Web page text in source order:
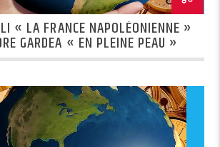
« LA FRANCE NAPOLÉONIENNE »
GARDEA « EN PLEINE PEAU »